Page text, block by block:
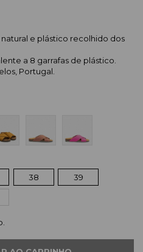
e plástico recolhido dos
a 8 garrafas de plástico.
Portugal.
38 39